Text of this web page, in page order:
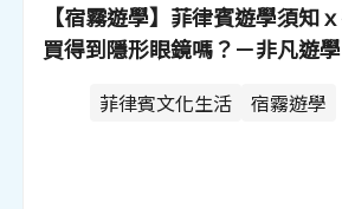
【宿霧遊學】菲律賓遊學須知
買得到隱形眼鏡嗎？－非凡遊學
菲律賓文化生活 宿霧遊學